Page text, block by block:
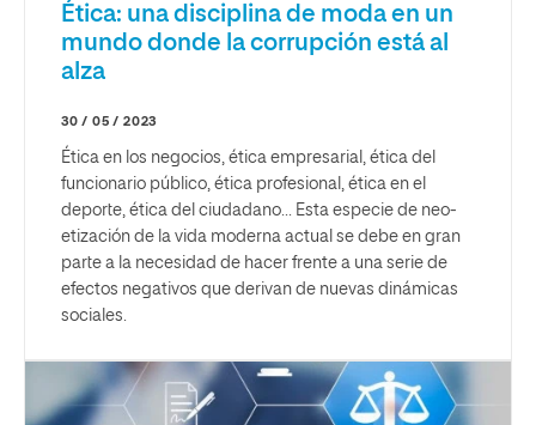
Ética: una disciplina de moda en un
mundo donde la corrupción está al
alza
30 / 05 / 2023
Ética en los negocios, ética empresarial, ética del
funcionario público, ética profesional, ética en el
deporte, ética del ciudadano... Esta especie de neo-
etización de la vida moderna actual se debe en gran
parte a la necesidad de hacer frente a una serie de
efectos negativos que derivan de nuevas dinámicas
sociales.